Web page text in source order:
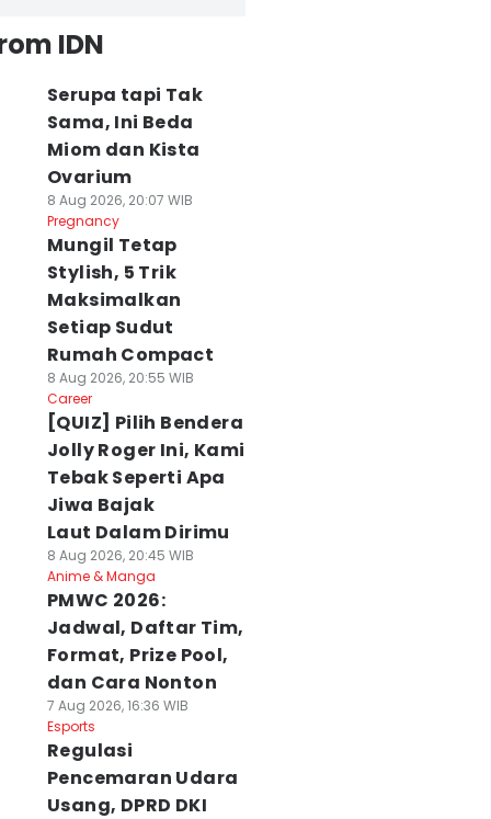
IDN
Serupa tapi Tak
Sama, Ini Beda
Miom dan Kista
Ovarium
8 Aug 2026, 20:07 WIB
Pregnancy
Mungil Tetap
Stylish, 5 Trik
Maksimalkan
Setiap Sudut
Rumah Compact
8 Aug 2026, 20:55 WIB
Career
[QUIZ] Pilih Bendera
Jolly Roger Ini, Kami
Tebak Seperti Apa
Jiwa Bajak
Laut Dalam Dirimu
8 Aug 2026, 20:45 WIB
Anime & Manga
PMWC 2026:
Jadwal, Daftar Tim,
Format, Prize Pool,
dan Cara Nonton
7 Aug 2026, 16:36 WIB
Esports
Regulasi
Pencemaran Udara
Usang, DPRD DKI